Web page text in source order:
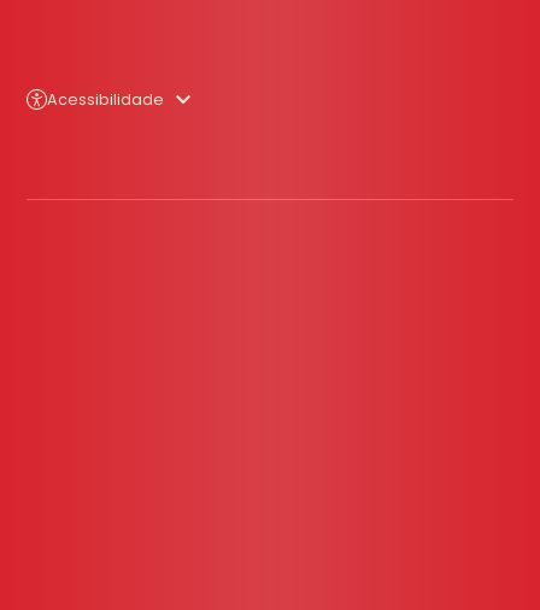
Acessibilidade